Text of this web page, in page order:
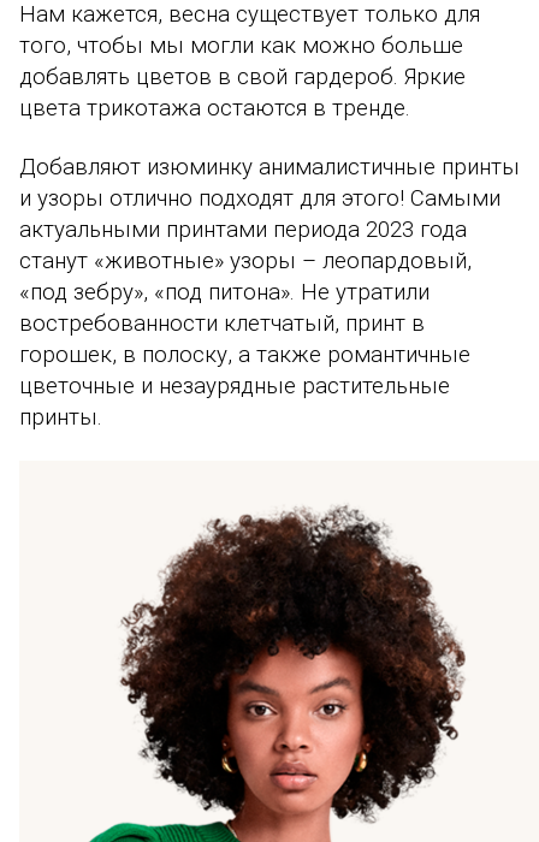
Нам кажется, весна существует только для
того, чтобы мы могли как можно больше
добавлять цветов в свой гардероб. Яркие
цвета трикотажа остаются в тренде.
Добавляют изюминку анималистичные принты
и узоры отлично подходят для этого! Самыми
актуальными принтами периода 2023 года
станут «животные» узоры – леопардовый,
«под зебру», «под питона». Не утратили
востребованности клетчатый, принт в
горошек, в полоску, а также романтичные
цветочные и незаурядные растительные
принты.